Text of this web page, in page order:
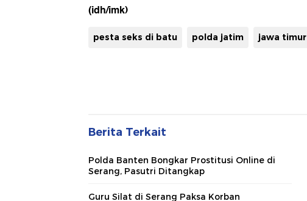
(idh/imk)
pesta seks di batu polda jatim jawa timur
Berita Terkait
Polda Banten Bongkar Prostitusi Online di
Serang, Pasutri Ditangkap
Guru Silat di Serang Paksa Korban